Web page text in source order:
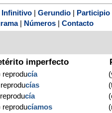
Infinitivo Gerundio
Participio
| Números Contacto
imperfecto
reproducía
cías
cía
reproducíamos